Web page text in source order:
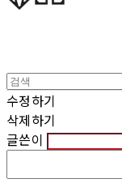
수정하기
삭제하기
글쓴이